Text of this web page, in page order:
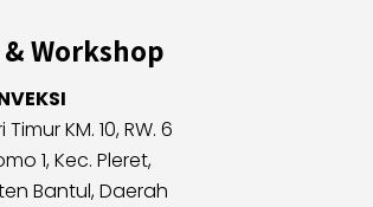
Workshop
KM. 10, RW. 6
1, Kec. Pleret,
Bantul, Daerah